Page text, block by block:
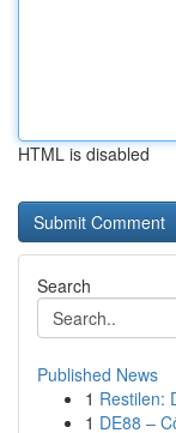
HTML is disabled
Search
Published News
1 Restilen:
1 DE88 –